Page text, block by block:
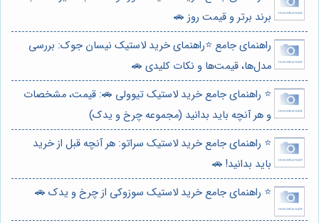
برند برتر و قیمت روز 🚗
راهنمای جامع ⭐️راهنمای خرید لاستیک نیسان جوک: بررسی
مدل‌ها، قیمت‌ها و نکات کلیدی 🚗
⭐️ راهنمای جامع خرید لاستیک تیوولی 🚗: قیمت، مشخصات
و هر آنچه باید بدانید (مجموعه چرخ و یدک)
⭐️ راهنمای جامع خرید لاستیک سراتو: هر آنچه قبل از خرید
باید بدانید! 🚗
⭐️ راهنمای جامع خرید لاستیک سوزوکی از چرخ و یدک 🚗